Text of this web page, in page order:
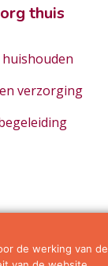
thuis
verzorging
de werking van de